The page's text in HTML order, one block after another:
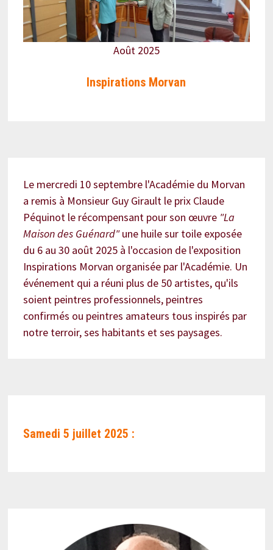
Août 2025
Inspirations Morvan
Le mercredi 10 septembre l'Académie du Morvan
a remis à Monsieur Guy Girault le prix Claude
Péquinot le récompensant pour son œuvre "La
Maison des Guénard"une huile sur toile exposée
du 6 au 30 août 2025 à l'occasion de l'exposition
Inspirations Morvan organisée par l'Académie. Un
événement qui a réuni plus de 50 artistes, qu'ils
soient peintres professionnels, peintres
confirmés ou peintres amateurs tous inspirés par
notre terroir, ses habitants et ses paysages.
Samedi 5 juillet 2025 :